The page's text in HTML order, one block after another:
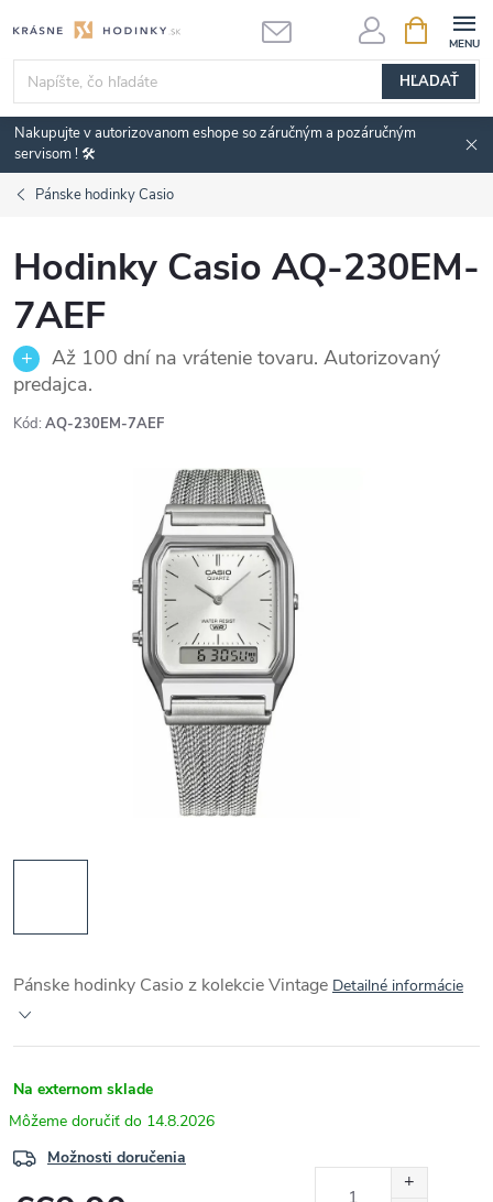
na
obsah
HĽADAŤ
KOŠÍK
Nakupujte v autorizovanom eshope so záručným a pozáručným
servisom ! 🛠️
Pánske hodinky Casio
Hodinky Casio AQ-230EM-
7AEF
Až 100 dní na vrátenie tovaru. Autorizovaný
predajca.
Kód: AQ-230EM-7AEF
Pánske hodinky Casio z kolekcie Vintage Detailné informácie
Na externom sklade
14.8.2026
Možnosti doručenia